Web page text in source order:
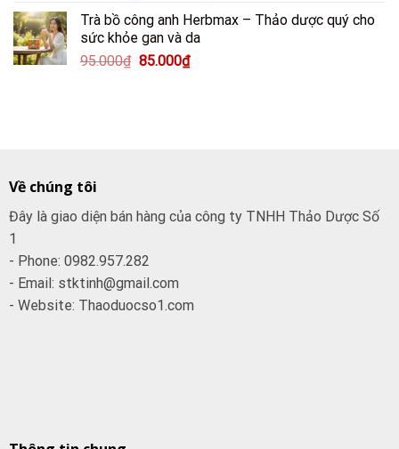
là:
150.000₫.
tại
Trà bồ công anh Herbmax – Thảo dược quý cho
sức khỏe gan và da
95.000₫ Giá
85.000₫Giá
Về chúng tôi
Đây là giao diện bán hàng của công ty TNHH Thảo Dược Số
1
- Phone: 0982.957.282
- Email: stktinh@gmail.com
- Website: Thaoduocso1.com